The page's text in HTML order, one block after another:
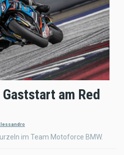
am Red
im Team Motoforce BMW.